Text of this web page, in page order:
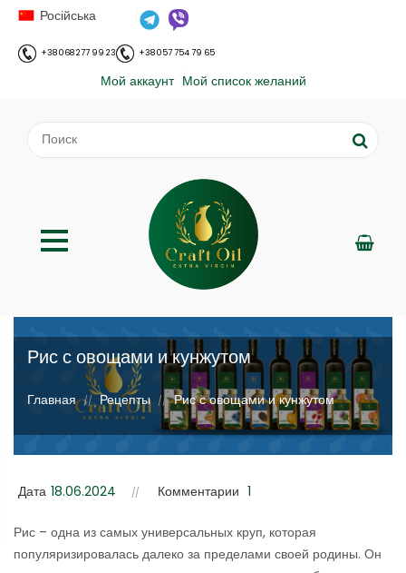
Російська
+38 068 277 99 23 +38 057 754 79 65
Мой аккаунт Мой список желаний
Рис с овощами и кунжутом
;
Главная // Рецепты // Рис с овощами и кунжутом
Дата 18.06.2024 Комментарии 1
Рис – одна из самых универсальных круп, которая
популяризировалась далеко за пределами своей родины. Он